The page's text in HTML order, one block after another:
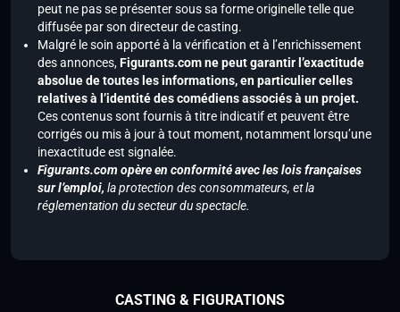
peut ne pas se présenter sous sa forme originelle telle que
diffusée par son directeur de casting.
Malgré le soin apporté à la vérification et à l’enrichissement
des annonces,Figurants.com ne peut garantir l’exactitude
absolue de toutes les informations, en particulier celles
relatives à l’identité des comédiens associés à un projet.
Ces contenus sont fournis à titre indicatif et peuvent être
corrigés ou mis à jour à tout moment, notamment lorsqu’une
inexactitude est signalée.
Figurants.com opère en conformité avec les lois françaises
sur l’emploi, la protection des consommateurs, et la
réglementation du secteur du spectacle.
CASTING & FIGURATIONS